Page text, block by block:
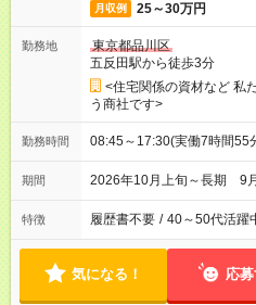
月収例 25～30万円
勤務地
東京都品川区
五反田駅から徒歩3分
<住宅関係の資材など 私
う商社です>
勤務時間 08:45～17:30(実働7時間
期間 2026年10月上旬～長期 9
特徴 履歴書不要 / 40～50代活躍
気になる！ 応